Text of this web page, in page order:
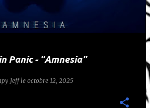
Panic - "Amnesia"
Jeff le octobre 12, 2025